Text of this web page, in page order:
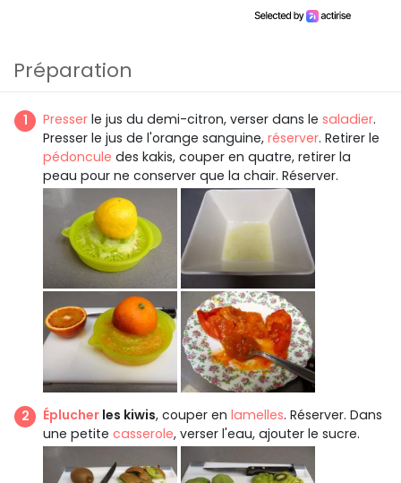
Préparation
Presser le jus du demi-citron, verser dans le saladier.
Presser le jus de l'orange sanguine, réserver. Retirer le
pédoncule des kakis, couper en quatre, retirer la
peau pour ne conserver que la chair. Réserver.
Éplucher les kiwis, couper en lamelles. Réserver. Dans
une petite casserole, verser l'eau, ajouter le sucre.